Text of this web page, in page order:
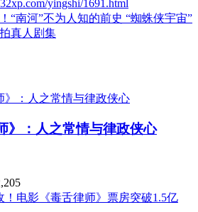
yingshi/1691.html
“南河”不为人知的前史 “蜘蛛侠宇宙”
真人剧集
》：人之常情与律政侠心